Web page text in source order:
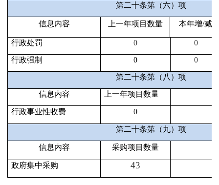
第二十条第（六）项
信息内容 上一年项目数量 本年增/减
行政处罚 0 0
行政强制 0 0
第二十条第（八）项
信息内容 上一年项目数量
行政事业性收费 0
第二十条第（九）项
信息内容 采购项目数量
政府集中采购 43